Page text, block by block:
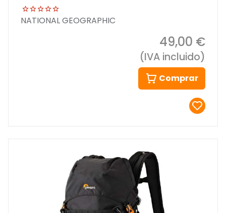
NATIONAL GEOGRAPHIC
49,00 €
(IVA incluido)
Comprar